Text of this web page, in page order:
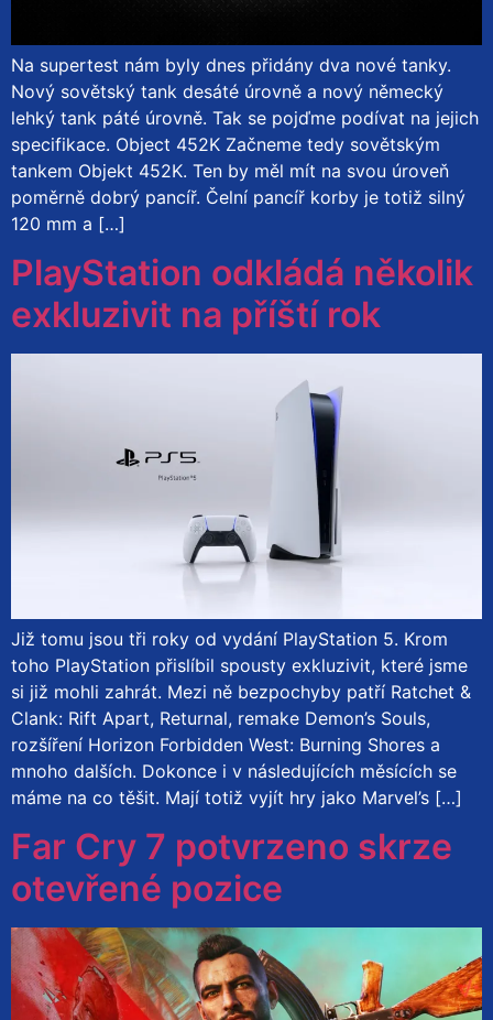
Na supertest nám byly dnes přidány dva nové tanky.
Nový sovětský tank desáté úrovně a nový německý
lehký tank páté úrovně. Tak se pojďme podívat na jejich
specifikace. Object 452K Začneme tedy sovětským
tankem Objekt 452K. Ten by měl mít na svou úroveň
poměrně dobrý pancíř. Čelní pancíř korby je totiž silný
120 mm a […]
PlayStation odkládá několik
exkluzivit na příští rok
Již tomu jsou tři roky od vydání PlayStation 5. Krom
toho PlayStation přislíbil spousty exkluzivit, které jsme
si již mohli zahrát. Mezi ně bezpochyby patří Ratchet &
Clank: Rift Apart, Returnal, remake Demon’s Souls,
rozšíření Horizon Forbidden West: Burning Shores a
mnoho dalších. Dokonce i v následujících měsících se
máme na co těšit. Mají totiž vyjít hry jako Marvel’s […]
Far Cry 7 potvrzeno skrze
otevřené pozice